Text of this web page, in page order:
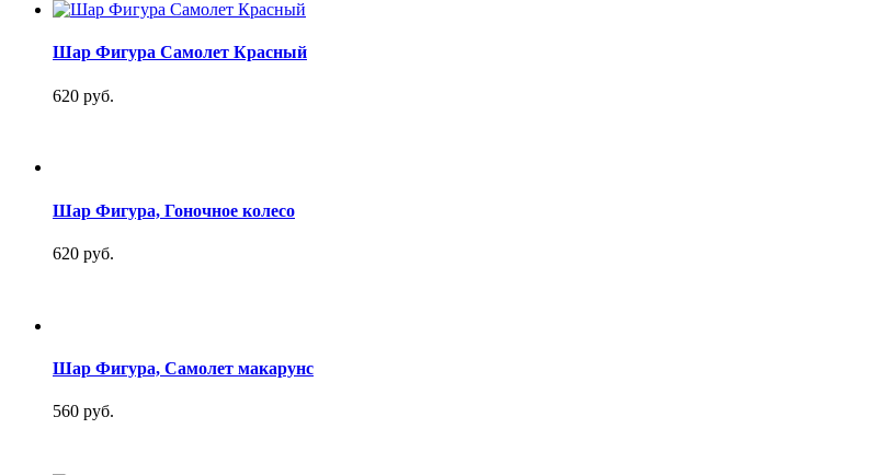
Шар Фигура Самолет Красный
620 руб.
Шар Фигура, Гоночное колесо
620 руб.
Шар Фигура, Самолет макарунс
560 руб.